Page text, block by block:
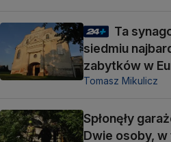
Ta
siedmiu
zabytków w
Tomasz Mikulicz
Spłonęły
Dwie osoby,